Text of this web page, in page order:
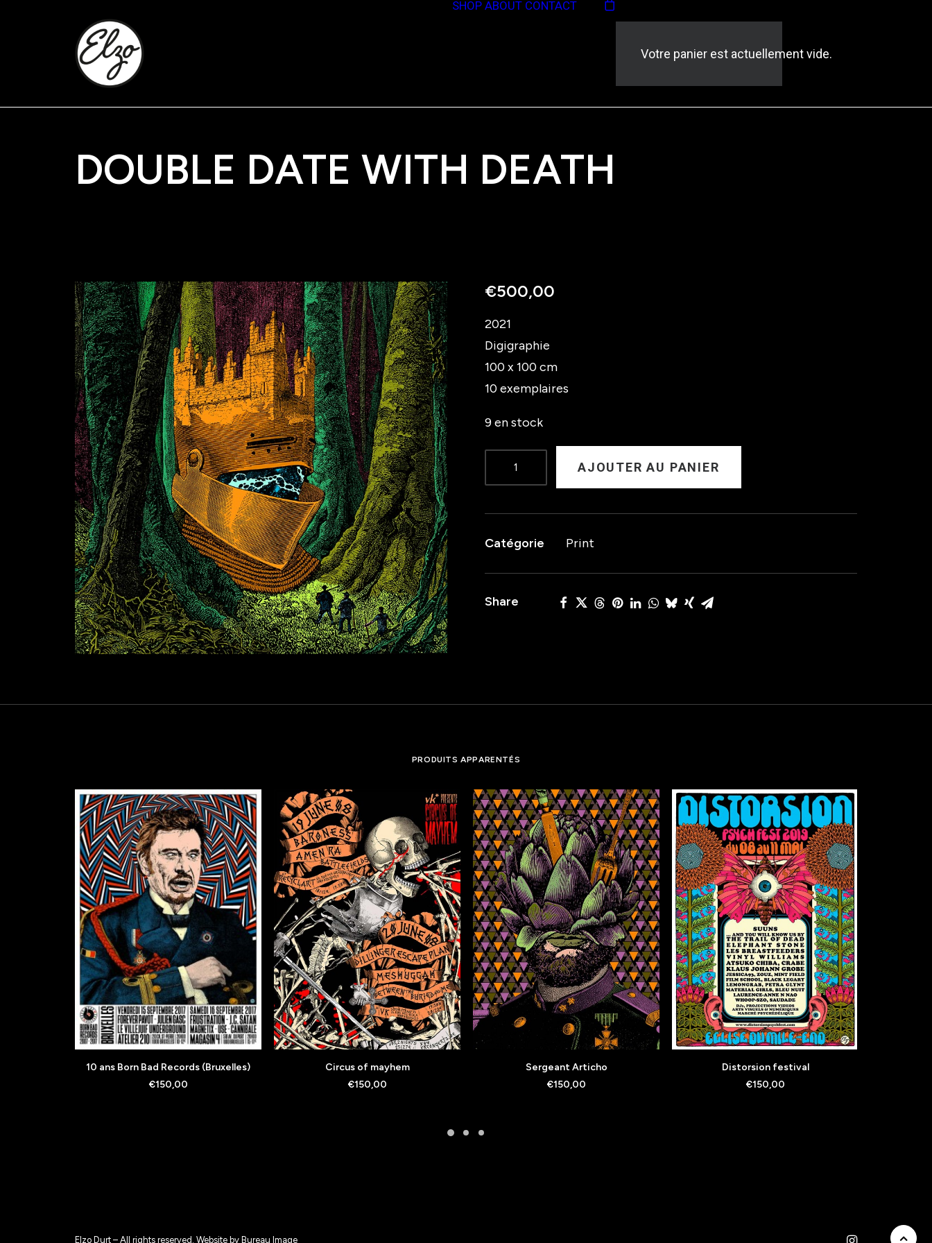
SHOP ABOUT CONTACT
Votre panier est actuellement vide.
DOUBLE DATE WITH DEATH
€500,00
2021
Digigraphie
100 x 100 cm
10 exemplaires
9 en stock
de
WITH
AJOUTER AU PANIER
Catégorie Print
Share
PRODUITS APPARENTÉS
AJOUTER AU PANIER
10 ans Born Bad Records (Bruxelles)
€150,00
AJOUTER AU PANIER
Circus of mayhem
€150,00
AJOUTER AU PANIER
Sergeant Articho
€150,00
AJOUTER AU PANIER
Distorsion festival
€150,00
Elzo Durt – All rights reserved. Website by Bureau Image